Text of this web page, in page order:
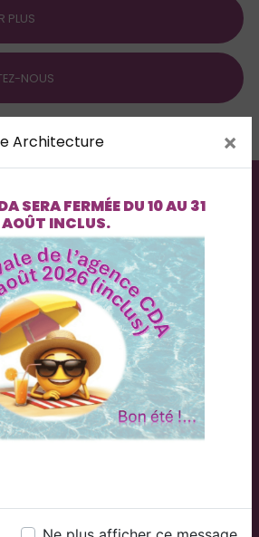
Architecture ×
SERA FERMÉE DU10 AU 31
AOÛT INCLUS.
PLUS
NOUS
Adresse
71300 Montceau-les-Mines